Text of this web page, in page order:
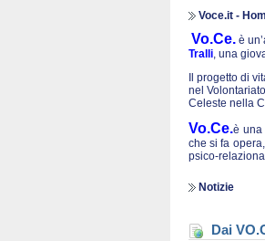
Voce.it -
Vo.Ce. è
Tralli, una
Il progetto di
nel
Celeste nella
Vo.Ce.è una
che si fa
psico-
Notizie
Dai